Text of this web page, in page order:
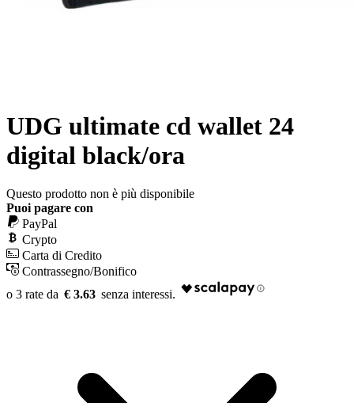
UDG ultimate cd wallet 24
digital black/ora
Questo prodotto non è più disponibile
Puoi pagare con
PayPal
Crypto
Carta di Credito
Contrassegno/Bonifico
€ 3.63